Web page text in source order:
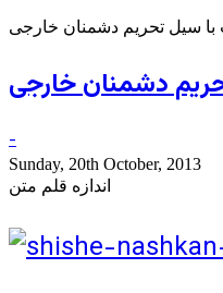
با سیل تحریم دشمنان خارجی
دشمنان خارجی
-
Sunday, 20th October, 2013
اندازه قلم متن